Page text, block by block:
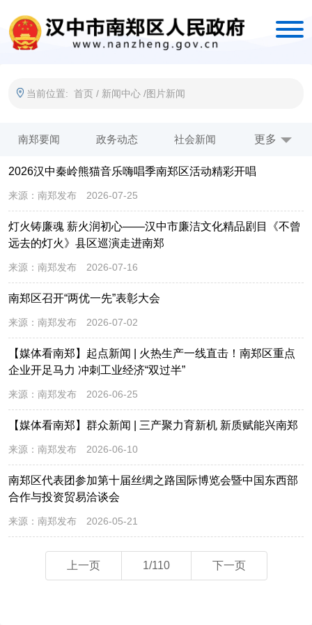
当前位置: 首页 / 新闻中心 /图片新闻
南郑要闻 政务动态 社会新闻 公示公告
图片新闻
更多
2026汉中秦岭熊猫音乐嗨唱季南郑区活动精彩开唱
来源： 南郑发布 2026-07-25
灯火铸廉魂 薪火润初心——汉中市廉洁文化精品剧目《不曾
远去的灯火》县区巡演走进南郑
来源： 南郑发布 2026-07-16
南郑区召开“两优一先”表彰大会
来源： 南郑发布 2026-07-02
【媒体看南郑】起点新闻 | 火热生产一线直击！南郑区重点
企业开足马力 冲刺工业经济“双过半”
来源： 南郑发布 2026-06-25
【媒体看南郑】群众新闻 | 三产聚力育新机 新质赋能兴南郑
来源： 南郑发布 2026-06-10
南郑区代表团参加第十届丝绸之路国际博览会暨中国东西部
合作与投资贸易洽谈会
来源： 南郑发布 2026-05-21
上一页 1/110 下一页